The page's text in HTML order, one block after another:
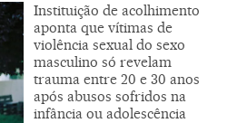
Instituição de acolhimento
aponta que vítimas de
violência sexual do sexo
masculino só revelam
trauma entre 20 e 30 anos
após abusos sofridos na
infância ou adolescência